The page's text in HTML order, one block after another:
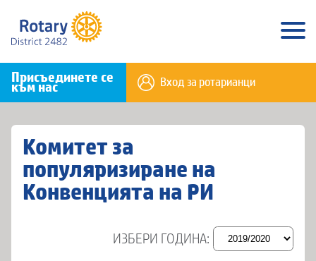
Присъединете се
към нас Вход за ротарианци
Комитет за
популяризиране на
Конвенцията на РИ
ИЗБЕРИ ГОДИНА: